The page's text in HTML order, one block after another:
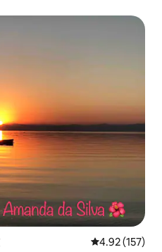
レビュー157
4.92 (157)